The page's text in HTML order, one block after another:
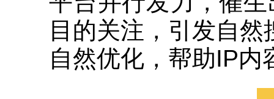
目的关注，引发自然
自然优化，帮助IP内